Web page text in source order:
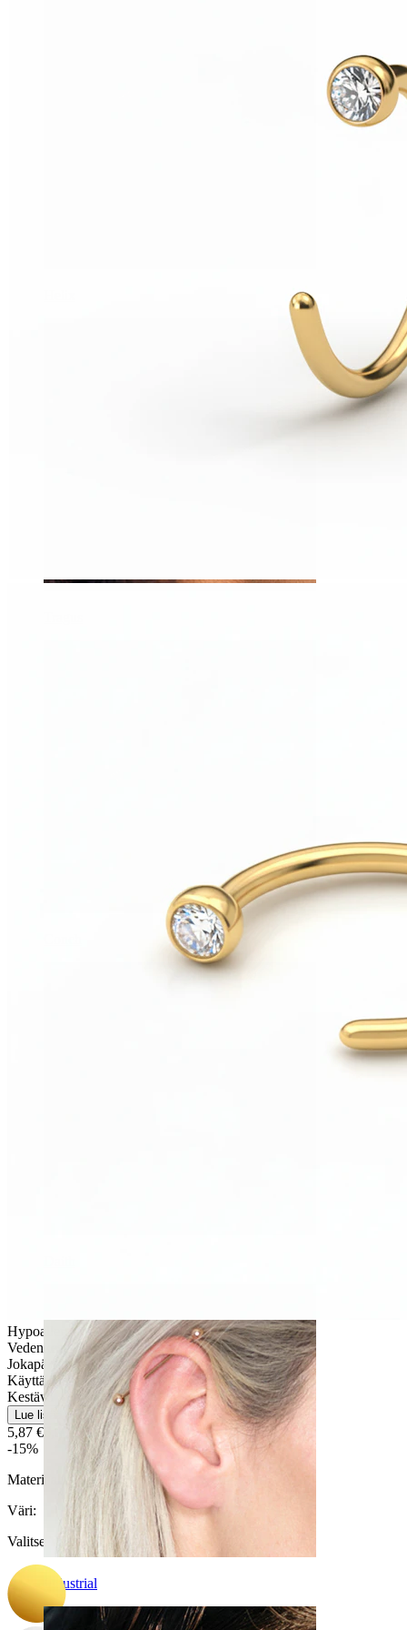
Industrial
Hypoallergeeninen
Vedenkestävä
Jokapäiväiseen käyttöön
Käyttäjäystävällinen
Kestävä
Lue lisää
5,87 € 6,90 €
-15%
Materiaali:
Titaani
Väri:
Valitse Väri